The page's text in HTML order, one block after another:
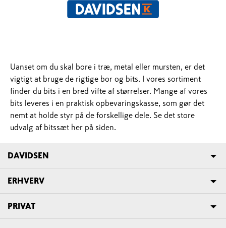
Uanset om du skal bore i træ, metal eller mursten, er det
vigtigt at bruge de rigtige bor og bits. I vores sortiment
finder du bits i en bred vifte af størrelser. Mange af vores
bits leveres i en praktisk opbevaringskasse, som gør det
nemt at holde styr på de forskellige dele. Se det store
udvalg af bitssæt her på siden.
DAVIDSEN
ERHVERV
PRIVAT